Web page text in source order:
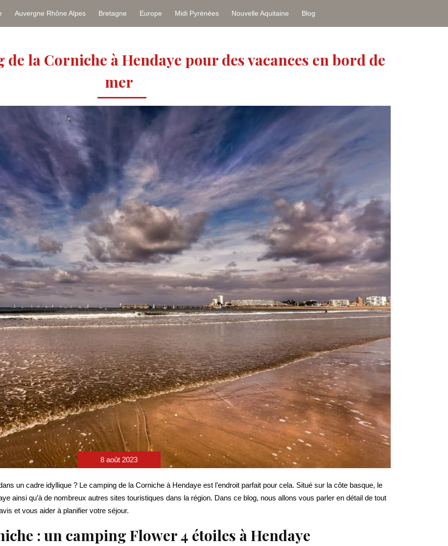
Auvergne Rhône Alpes Bretagne Europe Midi Pyrénées Nouvelle Aquitaine Blog
la Corniche à Hendaye pour des vacances en bord de
mer
8 août 2023
un cadre idyllique ? Le camping de la Corniche à Hendaye est l’endroit parfait pour cela. Situé sur la côte basque, le
ainsi qu’à de nombreux autres sites touristiques dans la région. Dans ce blog, nous allons vous parler en détail de tout
et vous aider à planifier votre séjour.
: un camping Flower 4 étoiles à Hendaye